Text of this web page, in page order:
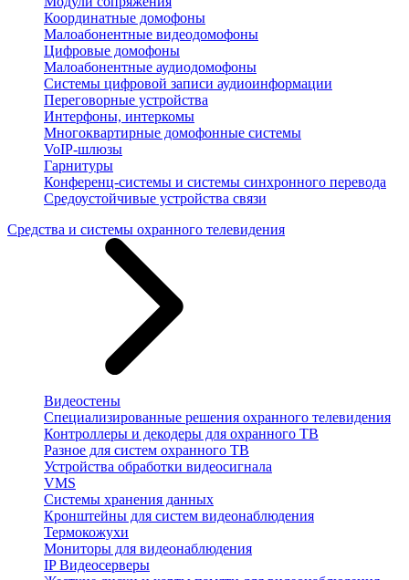
Координатные домофоны
Малоабонентные видеодомофоны
Цифровые домофоны
Малоабонентные аудиодомофоны
Системы цифровой записи аудиоинформации
Переговорные устройства
Интерфоны, интеркомы
Многоквартирные домофонные системы
VoIP-шлюзы
Гарнитуры
Конференц-системы и системы синхронного перевода
Средоустойчивые устройства связи
Средства и системы охранного телевидения
Видеостены
Специализированные решения охранного телевидения
Контроллеры и декодеры для охранного ТВ
Разное для систем охранного ТВ
Устройства обработки видеосигнала
VMS
Системы хранения данных
Кронштейны для систем видеонаблюдения
Термокожухи
Мониторы для видеонаблюдения
IP Видеосерверы